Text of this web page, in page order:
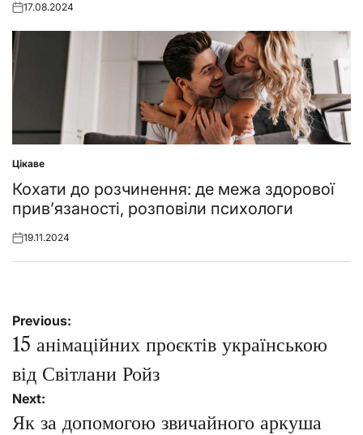
Posted
17.08.2024
Posted
in
Цікаве
Кохати до розчинення: де межа здорової
привʼязаності, розповіли психологи
Posted
19.11.2024
Навігація
записів
Previous:
15 анімаційних проєктів українською
від Світлани Ройз
Next:
Як за допомогою звичайного аркуша